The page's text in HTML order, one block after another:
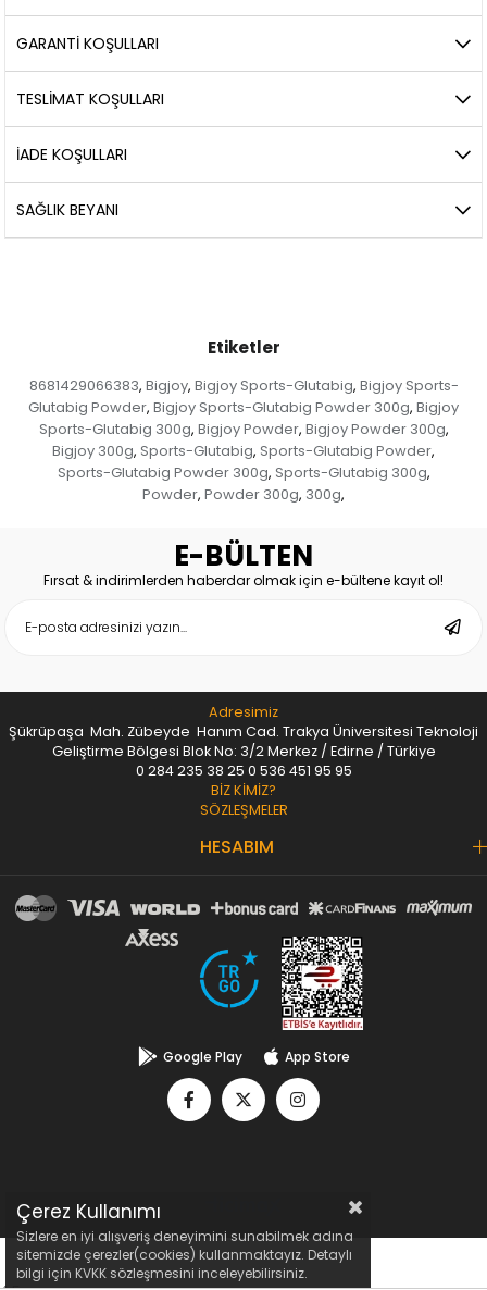
GARANTİ KOŞULLARI
TESLİMAT KOŞULLARI
İADE KOŞULLARI
SAĞLIK BEYANI
Etiketler
8681429066383, Bigjoy, Bigjoy Sports-Glutabig, Bigjoy Sports-
Glutabig Powder, Bigjoy Sports-Glutabig Powder 300g, Bigjoy
Sports-Glutabig 300g, Bigjoy Powder, Bigjoy Powder 300g,
Bigjoy 300g, Sports-Glutabig, Sports-Glutabig Powder,
Sports-Glutabig Powder 300g, Sports-Glutabig 300g,
Powder, Powder 300g, 300g,
E-BÜLTEN
Fırsat & indirimlerden haberdar olmak için e-bültene kayıt ol!
Adresimiz
Şükrüpaşa Mah. Zübeyde Hanım Cad. Trakya Üniversitesi Teknoloji
Geliştirme Bölgesi Blok No: 3/2 Merkez / Edirne / Türkiye
0 284 235 38 25 0 536 451 95 95
BİZ KİMİZ?
SÖZLEŞMELER
HESABIM
Google Play App Store
Çerez Kullanımı
Sizlere en iyi alışveriş deneyimini sunabilmek adına
sitemizde çerezler(cookies) kullanmaktayız. Detaylı
bilgi için KVKK sözleşmesini inceleyebilirsiniz.